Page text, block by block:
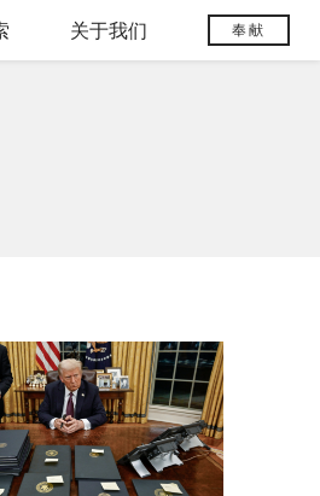
关于我们 奉献